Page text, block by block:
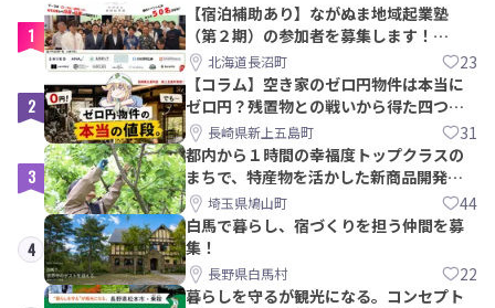
1
【宿泊補助あり】ながぬま地域起業塾
（第２期）の参加者を募集します！
【8/21〆】
北海道長沼町 23
2
【コラム】空き家のゼロ円物件は本当に
ゼロ円？残置物との戦いから得た四つの
教訓｜新上五島町
長崎県新上五島町 31
3
都内から１時間の幸福度トップクラスの
まちで、特産物を活かした新商品開発＆
PRメンバー募集！
埼玉県鳩山町 44
4
白馬で暮らし、宿づくりを担う仲間を募
集！
長野県白馬村 22
暮らしを守るが観光になる。コンセプト